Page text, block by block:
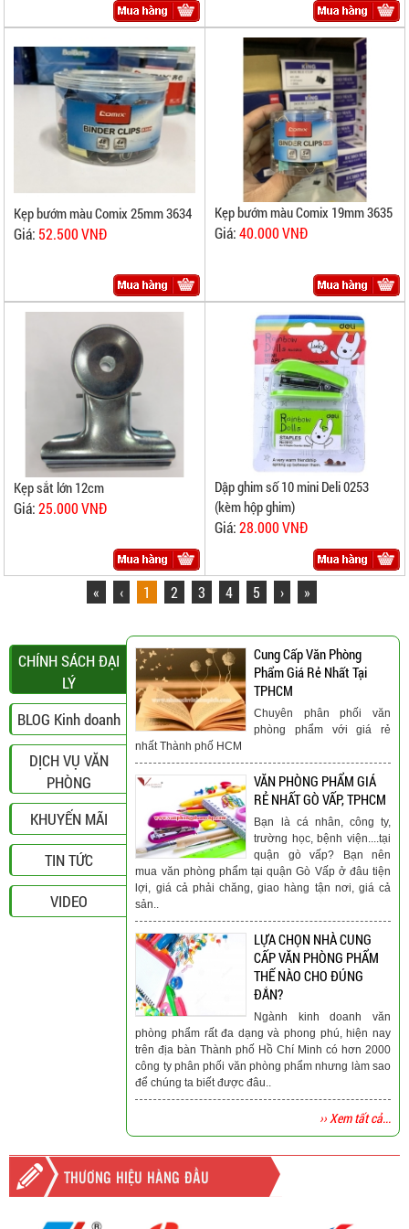
Kẹp bướm màu Comix 25mm 3634
Giá: 52.500 VNĐ
Kẹp bướm màu Comix 19mm 3635
Giá:40.000 VNĐ
Kẹp sắt lớn 12cm
Giá:25.000 VNĐ
Dập ghim số 10 mini Deli 0253
(kèm hộp ghim)
Giá:28.000 VNĐ
« ‹ 1 2 3 4 5 › »
CHÍNH SÁCH ĐẠI
LÝ
BLOG Kinh doanh
DỊCH VỤ VĂN
PHÒNG
KHUYẾN MÃI
TIN TỨC
VIDEO
Cung Cấp Văn Phòng
Phẩm Giá Rẻ Nhất Tại
TPHCM
Chuyên phân phối văn
phòng phẩm với giá rẻ
nhất Thành phố HCM
VĂN PHÒNG PHẨM GIÁ
RẺ NHẤT GÒ VẤP, TPHCM
Bạn là cá nhân, công ty,
trường học, bệnh viện....tại
quận gò vấp? Bạn nên
mua văn phòng phẩm tại quận Gò Vấp ở đâu tiện
lợi, giá cả phải chăng, giao hàng tận nơi, giá cả
sản..
LỰA CHỌN NHÀ CUNG
CẤP VĂN PHÒNG PHẨM
THẾ NÀO CHO ĐÚNG
ĐẮN?
Ngành kinh doanh văn
phòng phẩm rất đa dạng và phong phú, hiện nay
trên địa bàn Thành phố Hồ Chí Minh có hơn 2000
công ty phân phối văn phòng phẩm nhưng làm sao
để chúng ta biết được đâu..
›› Xem tất cả...
THƯƠNG HIỆU HÀNG ĐẦU